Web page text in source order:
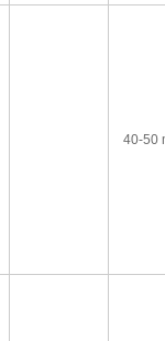
40-50